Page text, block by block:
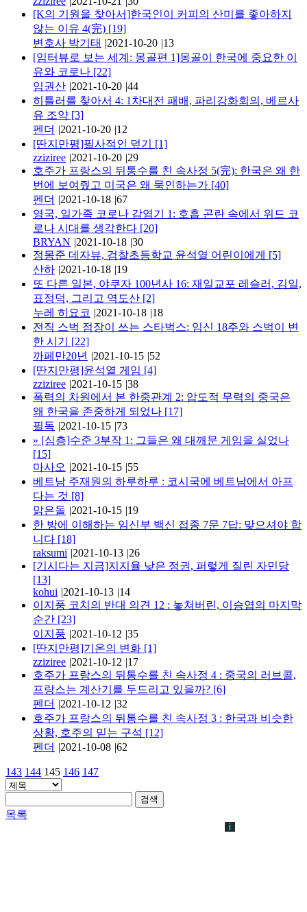
[K의 기원을 찾아서]한국인이 커피의 산미를 좋아하지
않는 이유 4(完) [19]
변호사 박기태 |2021-10-20 |13
[임터뷰로 보는 세계: 몽골편 1]몽골이 한국에 중요한 이
유와 코로나 [22]
임권산 |2021-10-20 |44
히틀러를 찾아서 4: 1차대전 패배, 파리강화회의, 베르사
유 조약 [3]
펜더 |2021-10-20 |12
[딴지만평]필사적인 덮기 [1]
zziziree |2021-10-20 |29
호주가 프랑스의 뒤통수를 친 속사정 5(完): 한국은 왜 한
번에 보여줬고 미국은 왜 묵인하는가 [40]
펜더 |2021-10-18 |67
영국, 일가족 코로나 감염기 1: 호흡 곤란 속에서 위드 코
로나 시대를 생각한다 [20]
BRYAN |2021-10-18 |30
정몽준 데자뷰, 검찰초등학교 윤석열 어린이에게 [5]
산하 |2021-10-18 |19
또 다른 일본, 야쿠자 100년사 16: 재일교포 레슬러, 김일,
표정덕, 그리고 역도산 [2]
누레 히요코 |2021-10-18 |18
전직 스벅 점장이 쓰는 스타벅스: 임신 18주와 스벅이 변
한 시기 [22]
까페만20년 |2021-10-15 |52
[딴지만평]윤석열 게임 [4]
zziziree |2021-10-15 |38
폭력의 차원에서 본 한중관계 2: 압도적 무력의 중국은
왜 한국을 존중하게 되었나 [17]
필독 |2021-10-15 |73
» [심층]수준 3부작 1: 그들은 왜 대깨문 게임을 실었나
[15]
마사오 |2021-10-15 |55
베트남 주재원의 하루하루 : 코시국에 베트남에서 아프
다는 것 [8]
맑은돌 |2021-10-15 |19
한 방에 이해하는 임신부 백신 접종 7문 7답: 맞으셔야 합
니다 [18]
raksumi |2021-10-13 |26
[기시다는 지금]지지율 낮은 정권, 퍼렇게 질린 자민당
[13]
kohui |2021-10-13 |14
이지풍 코치의 반대 의견 12 : 놓쳐버린, 이승엽의 마지막
순간 [23]
이지풍 |2021-10-12 |35
[딴지만평]기온의 변화 [1]
zziziree |2021-10-12 |17
호주가 프랑스의 뒤통수를 친 속사정 4 : 중국의 러브콜,
프랑스는 계산기를 두드리고 있을까? [6]
펜더 |2021-10-12 |32
호주가 프랑스의 뒤통수를 친 속사정 3 : 한국과 비슷한
상황, 호주의 믿는 구석 [12]
펜더 |2021-10-08 |62
143 144 145 146 147
검색
목록